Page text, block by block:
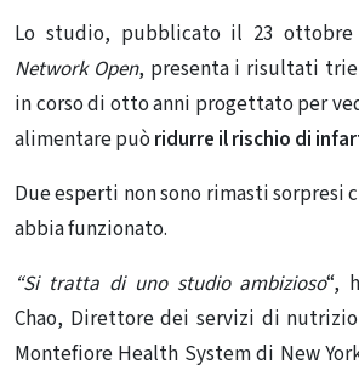
Lo studio, pubblicato il 23
Network Open, presenta i risultati
in corso di otto anni progettato per
alimentare può ridurre il rischio di
Due esperti non sono rimasti sorpresi
abbia funzionato.
“Si tratta di uno studio ambizioso“,
Chao, Direttore dei servizi di
Montefiore Health System di New